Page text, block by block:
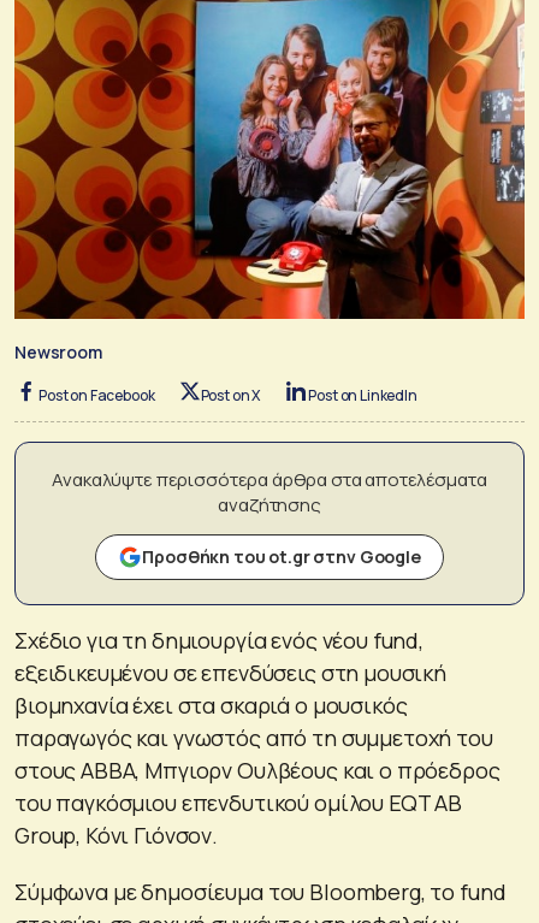
Newsroom
Post on Facebook Post on X Post on LinkedIn
Ανακαλύψτε περισσότερα άρθρα στα αποτελέσματα
αναζήτησης
Προσθήκη του ot.gr στην Google
Σχέδιο για τη δημιουργία ενός νέου fund,
εξειδικευμένου σε επενδύσεις στη μουσική
βιομηχανία έχει στα σκαριά ο μουσικός
παραγωγός και γνωστός από τη συμμετοχή του
στους ABBA, Μπγιορν Ουλβέους και ο πρόεδρος
του παγκόσμιου επενδυτικού ομίλου EQT AB
Group, Κόνι Γιόνσον.
Σύμφωνα με δημοσίευμα του Bloomberg, το fund